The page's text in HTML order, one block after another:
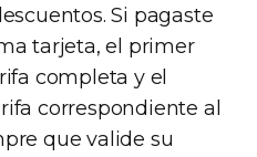
Si pagaste
tarjeta, el primer
completa y el
correspondiente al
que valide su